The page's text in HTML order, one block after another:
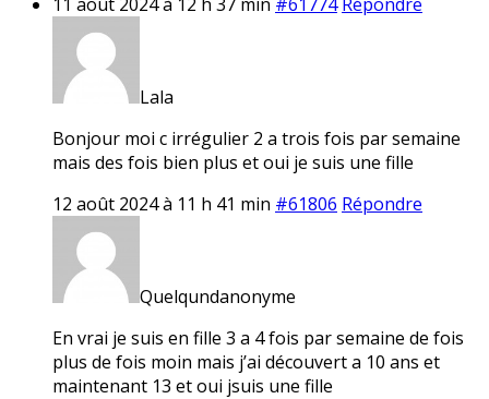
Lala
Bonjour moi c irrégulier 2 a trois fois par semaine
mais des fois bien plus et oui je suis une fille
12 août 2024 à 11 h 41 min #61806 Répondre
Quelqundanonyme
En vrai je suis en fille 3 a 4 fois par semaine de fois
plus de fois moin mais j’ai découvert a 10 ans et
maintenant 13 et oui jsuis une fille